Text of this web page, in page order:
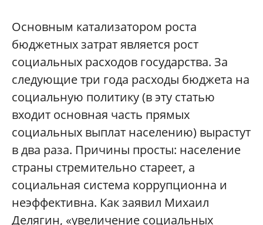
Основным катализатором роста
бюджетных затрат является рост
социальных расходов государства. За
следующие три года расходы бюджета на
социальную политику (в эту статью
входит основная часть прямых
социальных выплат населению) вырастут
в два раза. Причины просты: население
страны стремительно стареет, а
социальная система коррупционна и
неэффективна. Как заявил Михаил
Делягин, «увеличение социальных